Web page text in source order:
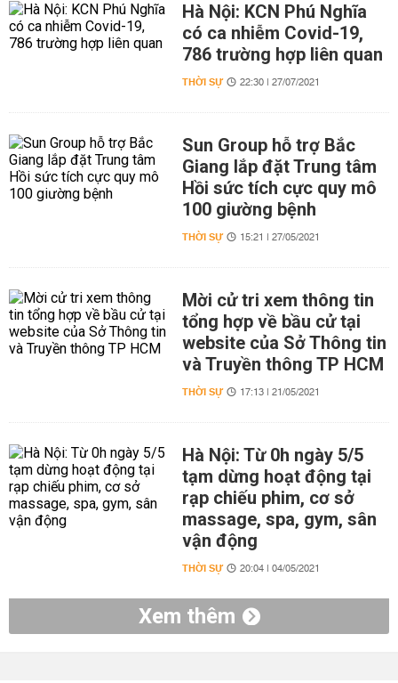
Hà Nội: KCN Phú Nghĩa
có ca nhiễm Covid-19,
786 trường hợp liên quan
THỜI SỰ 22:30 | 27/07/2021
Sun Group hỗ trợ Bắc
Giang lắp đặt Trung tâm
Hồi sức tích cực quy mô
100 giường bệnh
THỜI SỰ 15:21 | 27/05/2021
Mời cử tri xem thông tin
tổng hợp về bầu cử tại
website của Sở Thông tin
và Truyền thông TP HCM
THỜI SỰ 17:13 | 21/05/2021
Hà Nội: Từ 0h ngày 5/5
tạm dừng hoạt động tại
rạp chiếu phim, cơ sở
massage, spa, gym, sân
vận động
THỜI SỰ 20:04 | 04/05/2021
Xem thêm